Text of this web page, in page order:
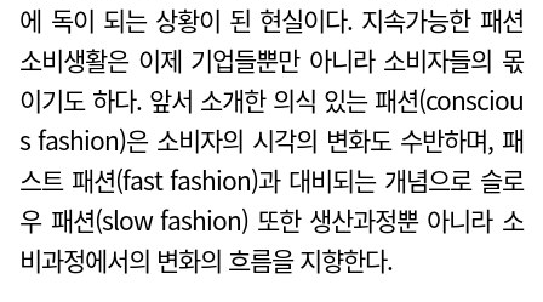
에 독이 되는 상황이 된 현실이다. 지속가능한 패션
소비생활은 이제 기업들뿐만 아니라 소비자들의 몫
이기도 하다. 앞서 소개한 의식 있는 패션(consciou
s fashion)은 소비자의 시각의 변화도 수반하며, 패
스트 패션(fast fashion)과 대비되는 개념으로 슬로
우 패션(slow fashion) 또한 생산과정뿐 아니라 소
비과정에서의 변화의 흐름을 지향한다.